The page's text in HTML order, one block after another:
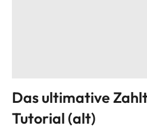
Das ultimative
Tutorial (alt)